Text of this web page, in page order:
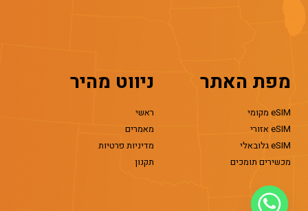
מפת האתר
eSIM מקומי
eSIM אזורי
eSIM גלובאלי
מכשירים תומכים
ניווט מהיר
ראשי
מאמרים
מדיניות פרטיות
תקנון